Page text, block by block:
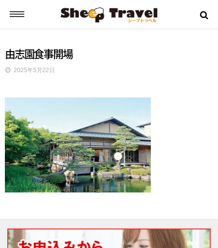
シープトラベルとは？
バスツアーの流れ
ツアー日誌
由志園食事開場
2025年5月22日